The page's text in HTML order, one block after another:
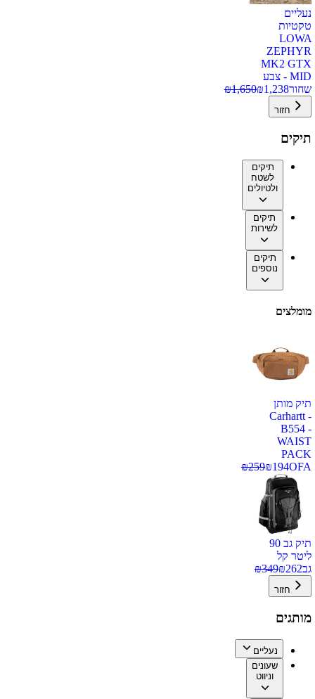
נעליים
טקטיות
LOWA
ZEPHYR
MK2 GTX
MID - צבע
שחור
₪1,238
₪1,650
חזור
תיקים
תיקים
לשטח
ולטיולים
תיקים
לשירות
תיקים
נוספים
מומלצים
תיק מותן
Carhartt -
B554 -
WAIST
PACK
OFA
₪194
₪259
תיק גב 90
ליטר קל
גב
₪262
₪349
חזור
מותגים
נעליים
שעונים
וניווט